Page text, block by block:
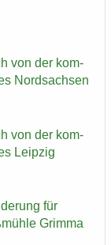
von der kom­
Nord­sach­sen
von der kom­
Leip­zig
für
Grim­ma